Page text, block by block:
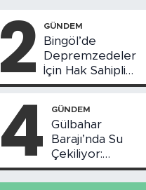
2 GÜNDEM
Bingöl’de
Depremzedeler
İçin Hak Sahipliği
Askı Süreci
4 GÜNDEM
Gülbahar
Barajı’nda Su
Çekiliyor:
Piknikçi Sayısı
Azaldı